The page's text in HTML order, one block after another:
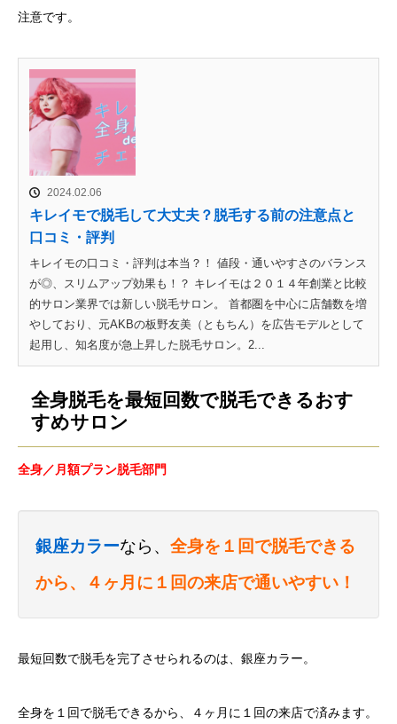
注意です。
2024.02.06
キレイモで脱毛して大丈夫？脱毛する前の注意点と
口コミ・評判
キレイモの口コミ・評判は本当？！ 値段・通いやすさのバランス
が◎、スリムアップ効果も！？ キレイモは２０１４年創業と比較
的サロン業界では新しい脱毛サロン。 首都圏を中心に店舗数を増
やしており、元AKBの板野友美（ともちん）を広告モデルとして
起用し、知名度が急上昇した脱毛サロン。2...
全身脱毛を最短回数で脱毛できるおす
すめサロン
全身／月額プラン脱毛部門
銀座カラーなら、 全身を１回で脱毛できる
から、４ヶ月に１回の来店で通いやすい！
最短回数で脱毛を完了させられるのは、銀座カラー。
全身を１回で脱毛できるから、４ヶ月に１回の来店で済みます。